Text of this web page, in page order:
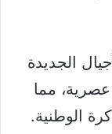
الجديدة
عصرية، مما
الوطنية.